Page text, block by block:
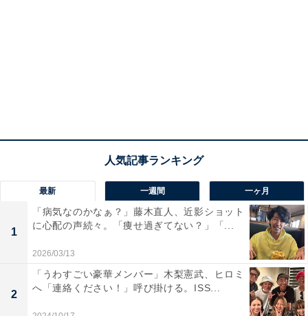
最新 一週間 一ヶ月
1
「病気なのかなぁ？」藤木直人、近影ショット
に心配の声続々。「痩せ過ぎてない？」「...
2026/03/13
2
「うわすごい豪華メンバー」木梨憲武、ヒロミ
へ「連絡ください！」呼び掛ける。ISS...